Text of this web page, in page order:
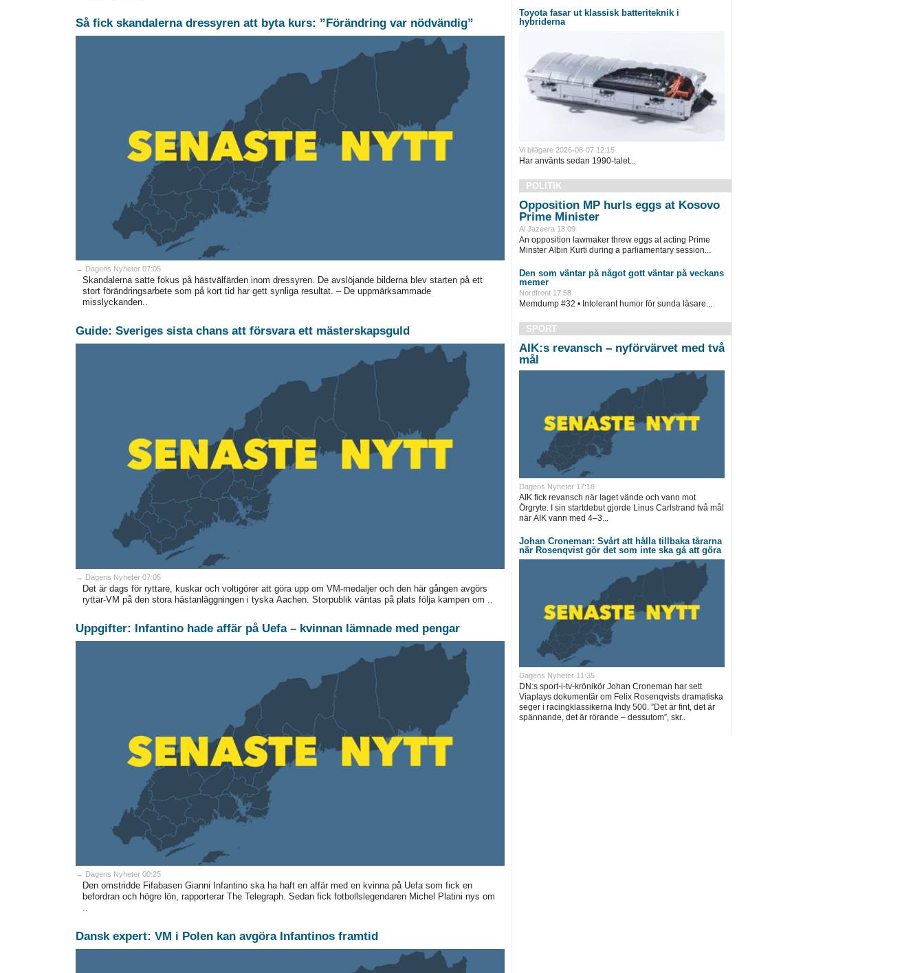
Så fick skandalerna dressyren att byta kurs: ”Förändring var nödvändig”
→ Dagens Nyheter 07:05
Skandalerna satte fokus på hästvälfärden inom dressyren. De avslöjande bilderna blev starten på ett
stort förändringsarbete som på kort tid har gett synliga resultat. – De uppmärksammade
misslyckanden..
Guide: Sveriges sista chans att försvara ett mästerskapsguld
→ Dagens Nyheter 07:05
Det är dags för ryttare, kuskar och voltigörer att göra upp om VM-medaljer och den här gången avgörs
ryttar-VM på den stora hästanläggningen i tyska Aachen. Storpublik väntas på plats följa kampen om ..
Uppgifter: Infantino hade affär på Uefa – kvinnan lämnade med pengar
→ Dagens Nyheter 00:25
Den omstridde Fifabasen Gianni Infantino ska ha haft en affär med en kvinna på Uefa som fick en
befordran och högre lön, rapporterar The Telegraph. Sedan fick fotbollslegendaren Michel Platini nys om
..
Dansk expert: VM i Polen kan avgöra Infantinos framtid
Toyota fasar ut klassisk batteriteknik i
hybriderna
Vi bilägare 2026-08-07 12:15
Har använts sedan 1990-talet...
POLITIK
Opposition MP hurls eggs at Kosovo
Prime Minister
Al Jazeera 18:09
An opposition lawmaker threw eggs at acting Prime
Minster Albin Kurti during a parliamentary session...
Den som väntar på något gott väntar på veckans
memer
Nordfront 17:58
Memdump #32 • Intolerant humor för sunda läsare...
SPORT
AIK:s revansch – nyförvärvet med två
mål
Dagens Nyheter 17:18
AIK fick revansch när laget vände och vann mot
Örgryte. I sin startdebut gjorde Linus Carlstrand två mål
när AIK vann med 4–3...
Johan Croneman: Svårt att hålla tillbaka tårarna
när Rosenqvist gör det som inte ska gå att göra
Dagens Nyheter 11:35
DN:s sport-i-tv-krönikör Johan Croneman har sett
Viaplays dokumentär om Felix Rosenqvists dramatiska
seger i racingklassikerna Indy 500. ”Det är fint, det är
spännande, det är rörande – dessutom”, skr..